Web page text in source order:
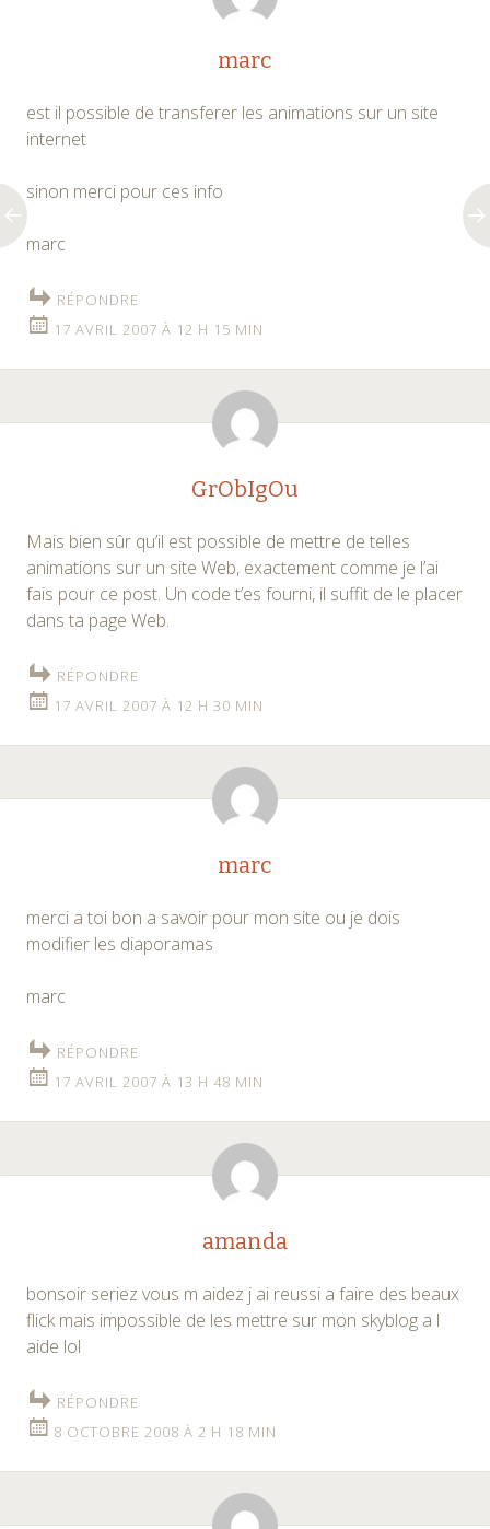
marc
est il possible de transferer les animations sur un site
internet
sinon merci pour ces info
marc
RÉPONDRE
17 AVRIL 2007 À 12 H 15 MIN
GrObIgOu
Mais bien sûr qu’il est possible de mettre de telles
animations sur un site Web, exactement comme je l’ai
fais pour ce post. Un code t’es fourni, il suffit de le placer
dans ta page Web.
RÉPONDRE
17 AVRIL 2007 À 12 H 30 MIN
marc
merci a toi bon a savoir pour mon site ou je dois
modifier les diaporamas
marc
RÉPONDRE
17 AVRIL 2007 À 13 H 48 MIN
amanda
bonsoir seriez vous m aidez j ai reussi a faire des beaux
flick mais impossible de les mettre sur mon skyblog a l
aide lol
RÉPONDRE
8 OCTOBRE 2008 À 2 H 18 MIN